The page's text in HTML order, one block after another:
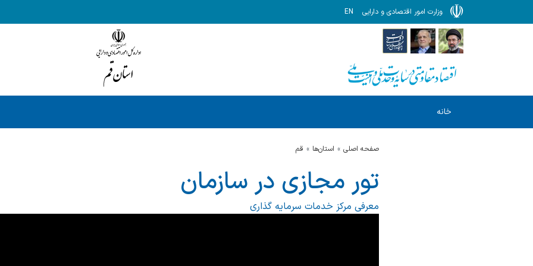
وزارت امور اقتصادی و دارایی EN
خانه
صفحه اصلی استان‌ها قم
تور مجازی در سازمان
معرفی مرکز خدمات سرمایه گذاری